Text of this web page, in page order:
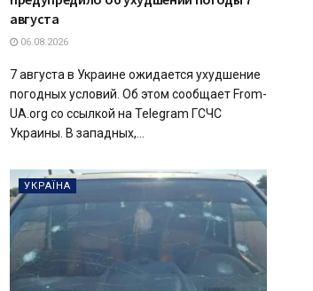
августа
06.08.2026
7 августа в Украине ожидается ухудшение
погодных условий. Об этом сообщает From-
UA.org со ссылкой на Telegram ГСЧС
Украины. В западных,...
УКРАЇНА